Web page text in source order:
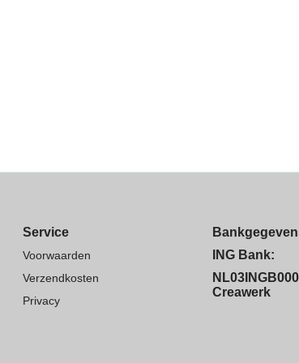
Service
Voorwaarden
Verzendkosten
Privacy
ING Bank:
Creawerk